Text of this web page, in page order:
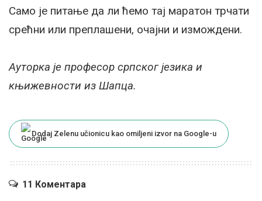
Само је питање да ли ћемо тај маратон трчати
срећни или преплашени, очајни и измождени.
Ауторка је професор српског језика и
књижевности из Шапца.
Dodaj Zelenu učionicu kao omiljeni izvor na Google-u
11 Коментара